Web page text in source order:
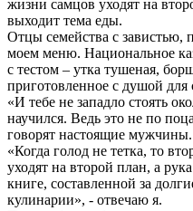
жизни самцов уходят на
выходит тема еды.
Отцы семейства с завистью,
моем меню. Национальное
с тестом – утка тушеная,
приготовленное с душой для
«И тебе не западло стоять
научился. Ведь это не по
говорят настоящие мужчины.
«Когда голод не тетка, то
уходят на второй план, а
книге, составленной за
кулинарии», - отвечаю я.